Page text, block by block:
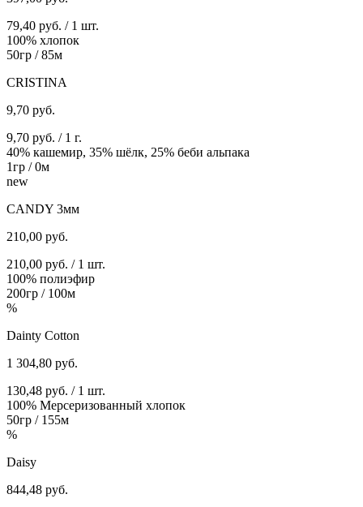
79,40 руб. / 1 шт.
100% хлопок
50гр / 85м
CRISTINA
9,70 руб.
9,70 руб. / 1 г.
40% кашемир, 35% шёлк, 25% беби альпака
1гр / 0м
new
CАNDY 3мм
210,00 руб.
210,00 руб. / 1 шт.
100% полиэфир
200гр / 100м
%
Dainty Cotton
1 304,80 руб.
130,48 руб. / 1 шт.
100% Мерсеризованный хлопок
50гр / 155м
%
Daisy
844,48 руб.